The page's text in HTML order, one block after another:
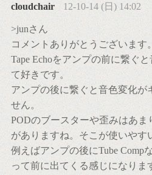
cloudchair 12-10-14 (日) 14:02
>junさん
コメントありがとうございます。
Tape Echoをアンプの前に繋ぐ
て好きです。
アンプの後に繋ぐと音色変化が
せん。
PODのブースターや歪みはあま
がありますね。そこが使いやす
例えばアンプの後にTube Comp
って前に出てくる感じになりま